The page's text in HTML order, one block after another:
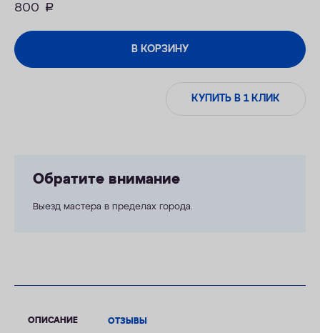
800 руб.
В КОРЗИНУ
КУПИТЬ В 1 КЛИК
Обратите внимание
Выезд мастера в пределах города.
ОПИСАНИЕ ОТЗЫВЫ